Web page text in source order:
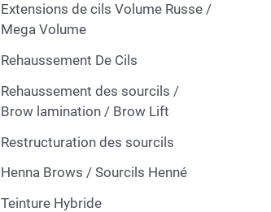
Extensions de cils Volume Russe /
Mega Volume
Rehaussement De Cils
Rehaussement des sourcils /
Brow lamination / Brow Lift
Restructuration des sourcils
Henna Brows / Sourcils Henné
Teinture Hybride